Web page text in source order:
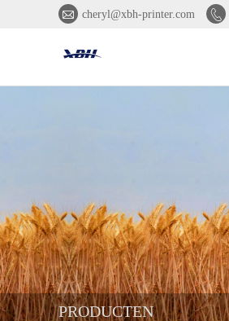
 cheryl@xbh-printer.com 
PRODUCTEN